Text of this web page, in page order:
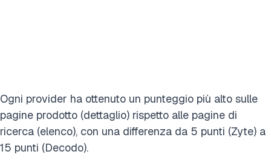
Ogni provider ha ottenuto un punteggio più alto sulle
pagine prodotto (dettaglio) rispetto alle pagine di
ricerca (elenco), con una differenza da 5 punti (Zyte) a
15 punti (Decodo).